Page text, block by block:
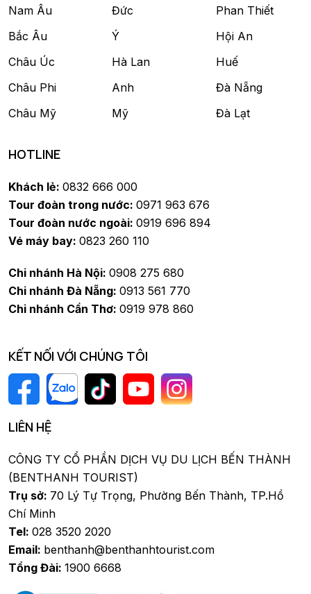
Nam Âu
Bắc Âu
Châu Úc
Châu Phi
Châu Mỹ
Đức
Ý
Hà Lan
Anh
Mỹ
Phan Thiết
Hội An
Huế
Đà Nẵng
Đà Lạt
HOTLINE
Khách lẻ: 0832 666 000
Tour đoàn trong nước: 0971 963 676
Tour đoàn nước ngoài: 0919 696 894
Vé máy bay: 0823 260 110
Chi nhánh Hà Nội: 0908 275 680
Chi nhánh Đà Nẵng: 0913 561 770
Chi nhánh Cần Thơ: 0919 978 860
KẾT NỐI VỚI CHÚNG TÔI
LIÊN HỆ
CÔNG TY CỔ PHẦN DỊCH VỤ DU LỊCH BẾN THÀNH
(BENTHANH TOURIST)
Trụ sở: 70 Lý Tự Trọng, Phường Bến Thành, TP.Hồ
Chí Minh
Tel: 028 3520 2020
Email: benthanh@benthanhtourist.com
Tổng Đài: 1900 6668